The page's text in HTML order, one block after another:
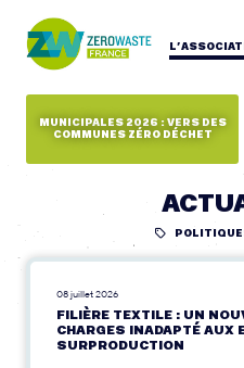
MUNICIPALES 2026 : VERS DES
COMMUNES ZÉRO DÉCHET
08 juillet 2026
FILIÈRE TEXTILE : UN
CHARGES INADAPTÉ AUX
SURPRODUCTION